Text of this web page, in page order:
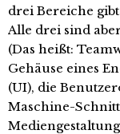
drei Bereiche
Alle drei sind
(Das heißt:
Gehäuse eines
(UI), die
Maschine-